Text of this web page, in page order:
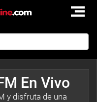
TOGGLE
En Vivo
y disfruta de una